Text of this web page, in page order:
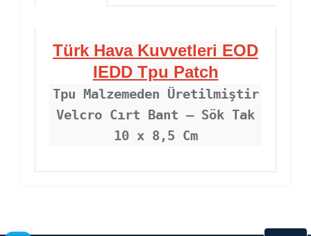
Türk Hava Kuvvetleri EOD
IEDD Tpu Patch
Tpu Malzemeden Üretilmiştir
Velcro Cırt Bant – Sök Tak
10 x 8,5 Cm